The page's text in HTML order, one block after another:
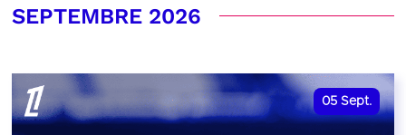
SEPTEMBRE 2026
05 Sept.